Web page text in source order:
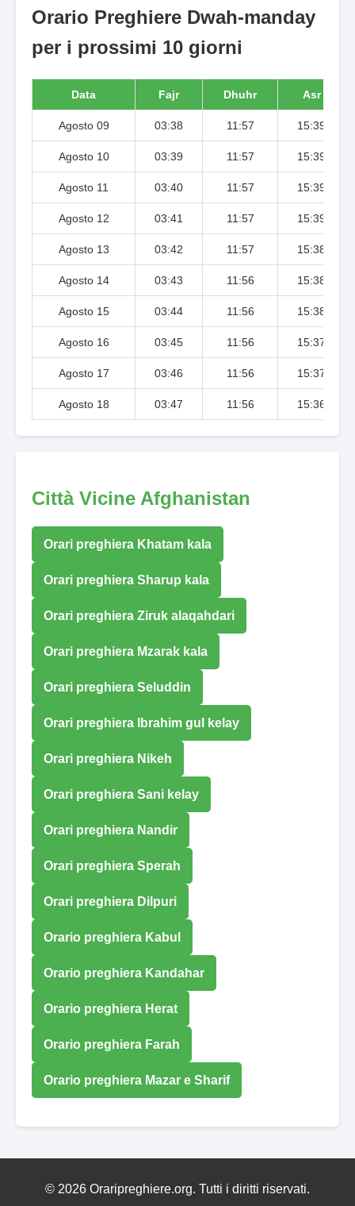
Orario Preghiere Dwah-manday
per i prossimi 10 giorni
Data Fajr Dhuhr Asr
Agosto 09 03:38 11:57 15:39
Agosto 10 03:39 11:57 15:39
Agosto 11 03:40 11:57 15:39
Agosto 12 03:41 11:57 15:39
Agosto 13 03:42 11:57 15:38
Agosto 14 03:43 11:56 15:38
Agosto 15 03:44 11:56 15:38
Agosto 16 03:45 11:56 15:37
Agosto 17 03:46 11:56 15:37
Agosto 18 03:47 11:56 15:36
Città Vicine Afghanistan
Orari preghiera Khatam kala
Orari preghiera Sharup kala
Orari preghiera Ziruk alaqahdari
Orari preghiera Mzarak kala
Orari preghiera Seluddin
Orari preghiera Ibrahim gul kelay
Orari preghiera Nikeh
Orari preghiera Sani kelay
Orari preghiera Nandir
Orari preghiera Sperah
Orari preghiera Dilpuri
Orario preghiera Kabul
Orario preghiera Kandahar
Orario preghiera Herat
Orario preghiera Farah
Orario preghiera Mazar e Sharif
© 2026 Oraripreghiere.org. Tutti i diritti riservati.